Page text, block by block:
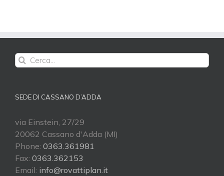
Cerca
per:
SEDE DI CASSANO D’ADDA
via Einstein, 27/29
20062 Cassano d'Adda (MI)
Phone: 0363.361981
Fax: 0363.362153
Email: info@rovattiplan.it